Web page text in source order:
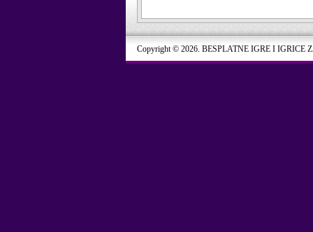
Copyright © 2026. BESPLATNE IGRE I IGRICE